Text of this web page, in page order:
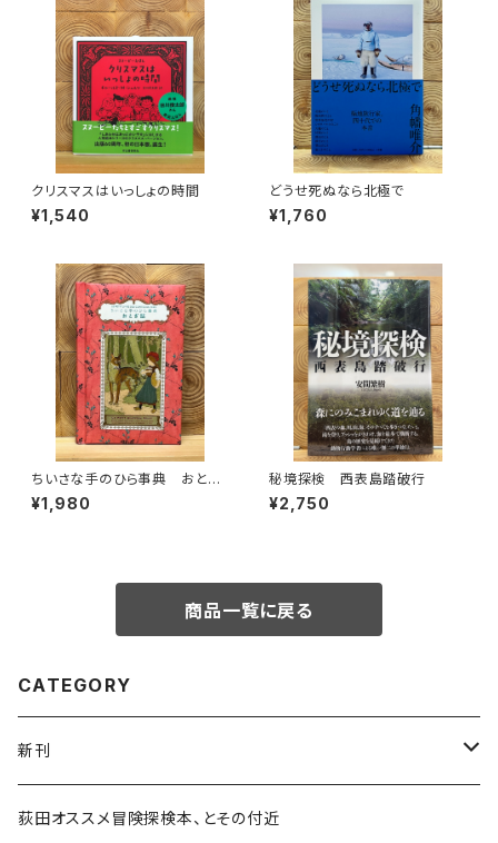
クリスマスはいっしょの時間
¥1,540
どうせ死ぬなら北極で
¥1,760
ちいさな手のひら事典 おとぎ
話
¥1,980
秘境探検 西表島踏破行
¥2,750
商品一覧に戻る
CATEGORY
新刊
和書
荻田オススメ冒険探検本、とその付近